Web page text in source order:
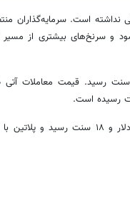
نداشته است. سرمایه‌گذاران
و سرنخ‌های بیشتری از
در میان سایر فلزات گران‌بها، قیمت نقطه با ۰.۱۱ درصد افزایش به ۳۱